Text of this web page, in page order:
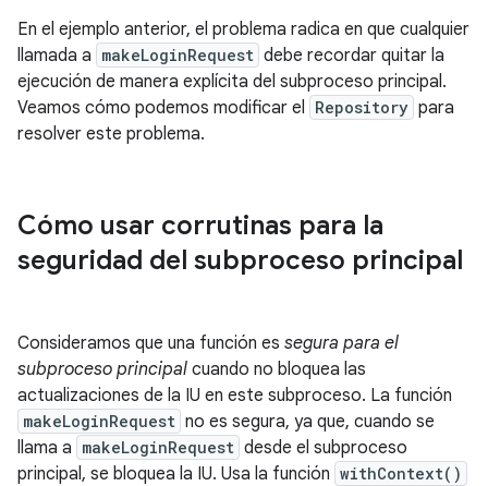
En el ejemplo anterior, el problema radica en que cualquier
llamada a makeLoginRequest debe recordar quitar la
ejecución de manera explícita del subproceso principal.
Veamos cómo podemos modificar el Repository para
resolver este problema.
Cómo usar corrutinas para la
seguridad del subproceso principal
Consideramos que una función es segura para el
subproceso principal cuando no bloquea las
actualizaciones de la IU en este subproceso. La función
makeLoginRequest no es segura, ya que, cuando se
llama a makeLoginRequest desde el subproceso
principal, se bloquea la IU. Usa la función withContext()